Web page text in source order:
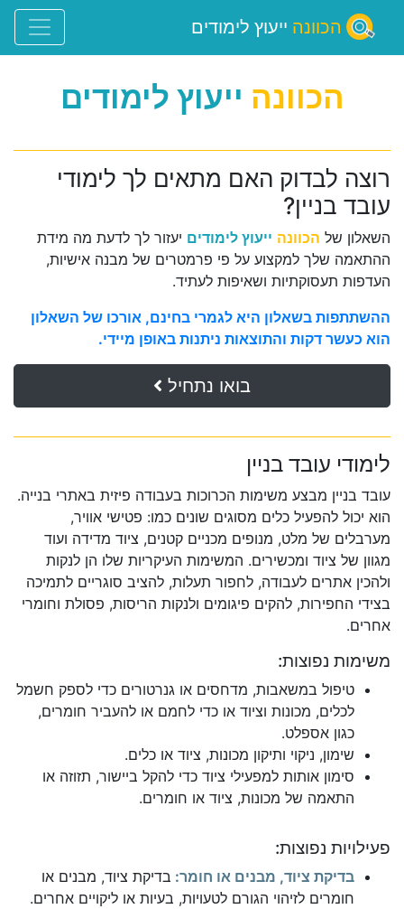
הכוונה ייעוץ לימודים
הכוונה ייעוץ לימודים
רוצה לבדוק האם מתאים לך לימודי
עובד בניין?
השאלון של הכוונה ייעוץ לימודים יעזור לך לדעת מה מידת
ההתאמה שלך למקצוע על פי פרמטרים של מבנה אישיות,
העדפות תעסוקתיות ושאיפות לעתיד.
ההשתתפות בשאלון היא לגמרי בחינם, אורכו של השאלון
הוא כעשר דקות והתוצאות ניתנות באופן מיידי.
בואו נתחיל
לימודי עובד בניין
עובד בניין מבצע משימות הכרוכות בעבודה פיזית באתרי בנייה.
הוא יכול להפעיל כלים מסוגים שונים כמו: פטישי אוויר,
מערבלים של מלט, מנופים מכניים קטנים, ציוד מדידה ועוד
מגוון של ציוד ומכשירים. המשימות העיקריות שלו הן לנקות
ולהכין אתרים לעבודה, לחפור תעלות, להציב סוגריים לתמיכה
בצידי החפירות, להקים פיגומים ולנקות הריסות, פסולת וחומרי
אחרים.
משימות נפוצות:
טיפול במשאבות, מדחסים או גנרטורים כדי לספק חשמל
לכלים, מכונות וציוד או כדי לחמם או להעביר חומרים,
כגון אספלט.
שימון, ניקוי ותיקון מכונות, ציוד או כלים.
סימון אותות למפעילי ציוד כדי להקל ביישור, תזוזה או
התאמה של מכונות, ציוד או חומרים.
פעילויות נפוצות:
בדיקת ציוד, מבנים או חומר: בדיקת ציוד, מבנים או
חומרים לזיהוי הגורם לטעויות, בעיות או ליקויים אחרים.